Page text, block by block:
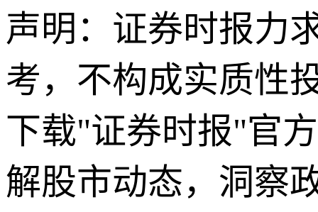
声明：证券时报力
考，不构成实质性
下载"证券时报"官
解股市动态，洞察